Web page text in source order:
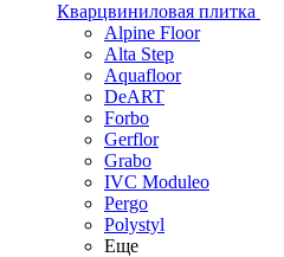
Кварцвиниловая плитка
Alpine Floor
Alta Step
Aquafloor
DeART
Forbo
Gerflor
Grabo
IVC Moduleo
Pergo
Polystyl
Еще